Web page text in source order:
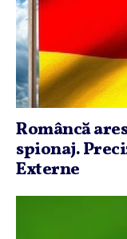
Româncă
spionaj.
Externe